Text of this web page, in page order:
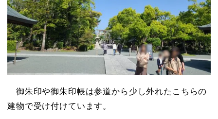
御朱印や御朱印帳は参道から少し外れたこちらの
建物で受け付けています。
名所